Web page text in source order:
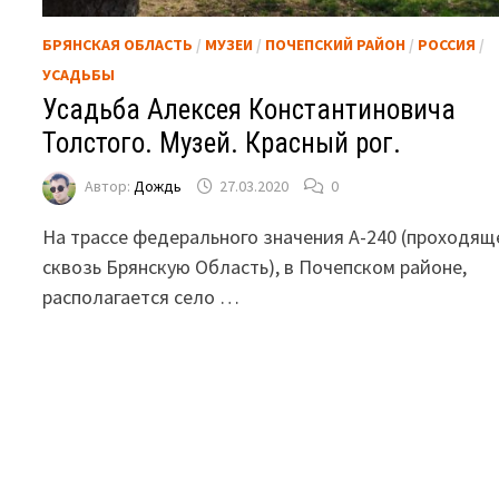
БРЯНСКАЯ ОБЛАСТЬ / МУЗЕИ / ПОЧЕПСКИЙ РАЙОН / РОССИЯ /
УСАДЬБЫ
Усадьба Алексея Константиновича
Толстого. Музей. Красный рог.
Автор:Дождь 27.03.2020 0
На трассе федерального значения А-240
сквозь Брянскую Область), в Почепском районе,
располагается село …